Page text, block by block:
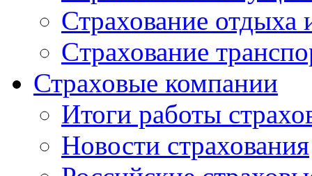
Страхование отдыха
Cтрахование
Страховые компании
Итоги работы
Новости страхования